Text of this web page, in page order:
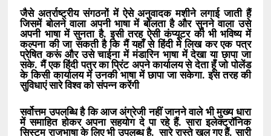
जैसे अतर्राष्ट्रीय संगठनों में ऐसे अनुवादक मशीने लगाई जाती हैं
जिसमें बोलने वाला अपनी भाषा में बोलता है और सुनने वाला उसे
अपनी भाषा में सुनता है. इसी तरह ऐसी कंप्यूटर की भी भविष्य में
कल्पना की जा सकती है कि मैं यहाँ से हिंदी मे लिख कर एक पत्र
प्रेषित करूं और उसे चाईना में मंडारिन भाषा में देखा या छापा जा
सके. मैं एक हिंदी पत्र का प्रिंट अपने कार्यालय से देता हूँ जो पोलेंड
के किसी कार्यालय में उनकी भाषा में छापा जा सकेगा. इस तरह की
सुविधाएं सारे विश्व को संपन्न करेंगी
सर्वोत्तम उपलब्धि है कि आज अंग्रेजी नहीं जानने वाले भी मुख्य धारा
में समाहित होकर अपना सहयोग दे पा रहे हैं. सारा इलेक्ट्रॉनिक
सिस्टम राजभाषा के लिए भी उपलब्ध है. सारे रास्ते खुल गए हैं. सारी